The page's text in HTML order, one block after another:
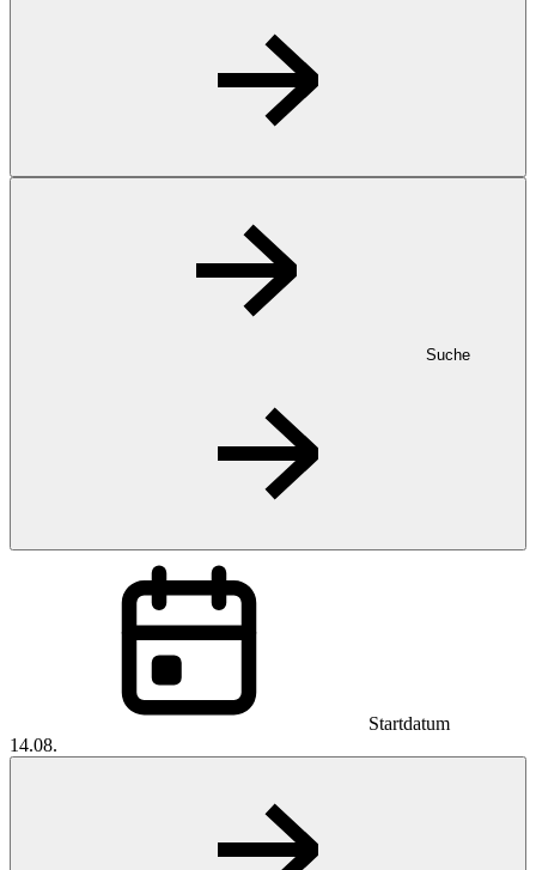
Suche
Startdatum
14.08.